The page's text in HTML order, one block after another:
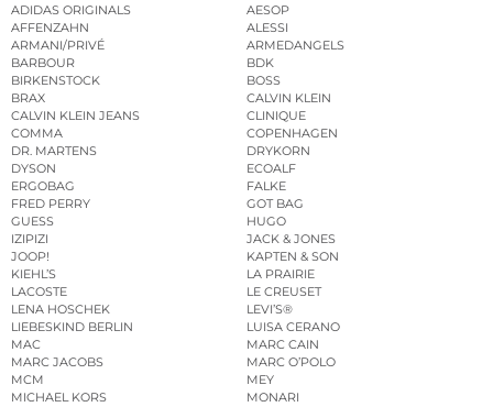
ADIDAS ORIGINALS
AESOP
AFFENZAHN
ALESSI
ARMANI/PRIVÉ
ARMEDANGELS
BARBOUR
BDK
BIRKENSTOCK
BOSS
BRAX
CALVIN KLEIN
CALVIN KLEIN JEANS
CLINIQUE
COMMA
COPENHAGEN
DR. MARTENS
DRYKORN
DYSON
ECOALF
ERGOBAG
FALKE
FRED PERRY
GOT BAG
GUESS
HUGO
IZIPIZI
JACK & JONES
JOOP!
KAPTEN & SON
KIEHL’S
LA PRAIRIE
LACOSTE
LE CREUSET
LENA HOSCHEK
LEVI’S®
LIEBESKIND BERLIN
LUISA CERANO
MAC
MARC CAIN
MARC JACOBS
MARC O’POLO
MCM
MEY
MICHAEL KORS
MONARI